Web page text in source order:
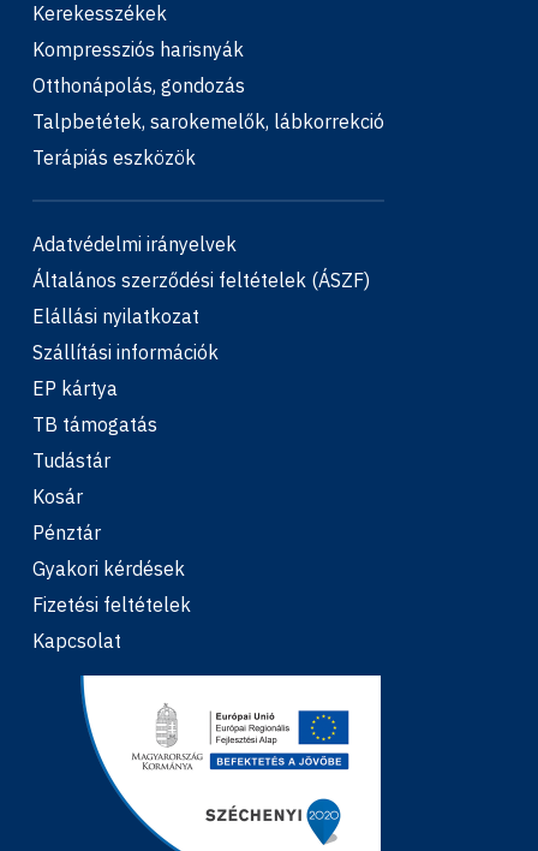
Kerekesszékek
Kompressziós harisnyák
Otthonápolás, gondozás
Talpbetétek, sarokemelők, lábkorrekció
Terápiás eszközök
Adatvédelmi irányelvek
Általános szerződési feltételek (ÁSZF)
Elállási nyilatkozat
Szállítási információk
EP kártya
TB támogatás
Tudástár
Kosár
Pénztár
Gyakori kérdések
Fizetési feltételek
Kapcsolat